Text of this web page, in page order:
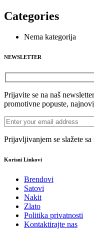
Categories
Nema kategorija
NEWSLETTER
Prijavite se na naš
promotivne popuste,
Prijavljivanjem se slažete sa
Korisni Linkovi
Brendovi
Satovi
Nakit
Zlato
Politika privatnosti
Kontaktirajte nas